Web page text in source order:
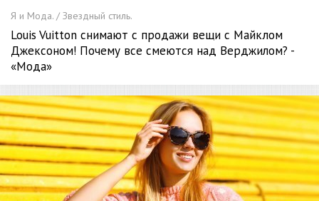
Я и Мода. / Звездный стиль.
Louis Vuitton снимают с продажи вещи с Майклом
Джексоном! Почему все смеются над Верджилом? -
«Мода»